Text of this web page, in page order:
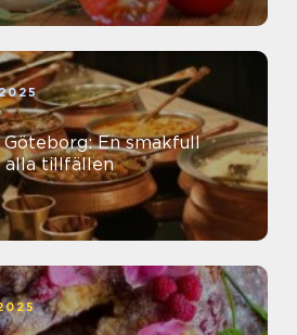
En smakfull
alla tillfällen